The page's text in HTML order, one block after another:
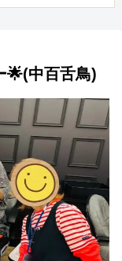
🌟(中百舌鳥)